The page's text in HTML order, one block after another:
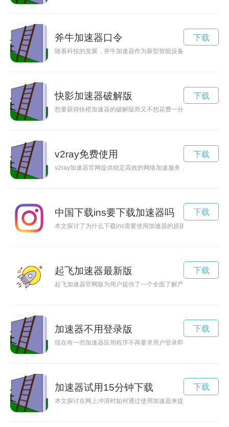
斧牛加速器口令
随着科技的发展，斧牛加速器作为新型智能设备已经在市场上
下载
快影加速器破解版
想要获得快橙加速器的破解版而又不想花费一分钱吗？那就来
下载
v2ray免费使用
v2ray加速器官网提供稳定高效的网络加速服务，帮助用户在网
下载
中国下载ins要下载加速器吗
本文探讨了为什么下载ins需要使用加速器的原因，介绍了加速
下载
起飞加速器最新版
起飞加速器官网版为用户提供了一个全面了解产品功能特点和
下载
加速器不用登录版
现在有一些加速器应用程序不再要求用户登录即可使用，让用
下载
加速器试用15分钟下载
本文探讨在网上冲浪时如何通过使用加速器来提升网络速度及
下载